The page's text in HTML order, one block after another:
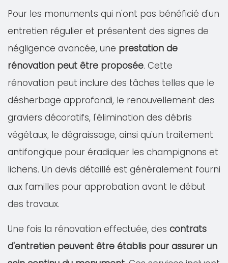
Pour les monuments qui n'ont pas bénéficié d'un
entretien régulier et présentent des signes de
négligence avancée, une prestation de
rénovation peut être proposée. Cette
rénovation peut inclure des tâches telles que le
désherbage approfondi, le renouvellement des
graviers décoratifs, l'élimination des débris
végétaux, le dégraissage, ainsi qu'un traitement
antifongique pour éradiquer les champignons et
lichens. Un devis détaillé est généralement fourni
aux familles pour approbation avant le début
des travaux.
Une fois la rénovation effectuée, des contrats
d'entretien peuvent être établis pour assurer un